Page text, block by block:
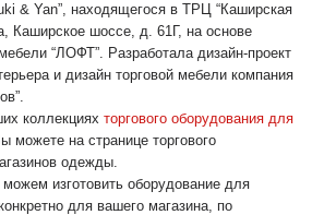
& Yan”, находящегося в ТРЦ “Каширская
Каширское шоссе, д. 61Г, на основе
“ЛОФТ”. Разработала дизайн-проект
и дизайн торговой мебели компания
коллекциях торгового оборудования для
можете на странице торгового
одежды.
изготовить оборудование для
для вашего магазина, по